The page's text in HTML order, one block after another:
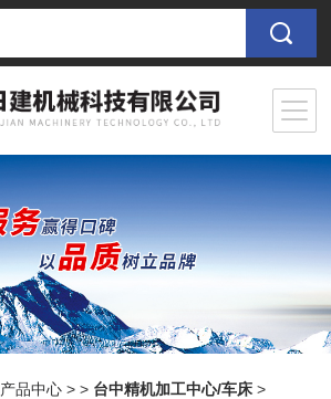
产品中心 > > 台中精机加工中心/车床 >